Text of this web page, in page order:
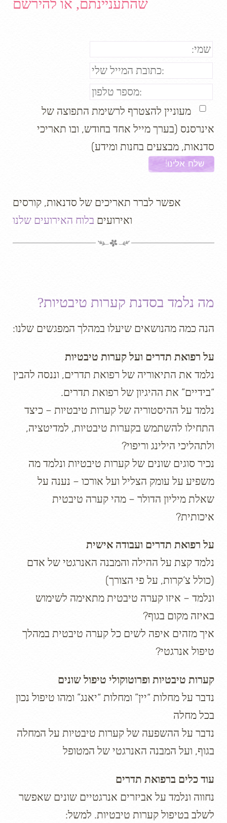
שהתעניינתם, או להירשם
מעוניין להצטרף לרשימת התפוצה של
אינרסנס (בערך מייל אחד בחודש, ובו תאריכי
סדנאות, מבצעים בחנות ומידע)
אפשר לברר תאריכים של סדנאות, קורסים
ואירועים בלוח האירועים שלנו
מה נלמד בסדנת קערות טיבטיות?
הנה כמה מהנושאים שיעלו במהלך המפגשים שלנו:
על רפואת תדרים ועל קערות טיבטיות
נלמד את התיאוריה של רפואת תדרים, וננסה להבין
“בידיים” את ההיגיון של רפואת תדרים.
נלמד על ההיסטוריה של קערות טיבטיות – כיצד
התחילו להשתמש בקערות טיבטיות, למדיטציה,
ולתהליכי הילינג וריפוי?
נכיר סוגים שונים של קערות טיבטיות ונלמד מה
משפיע על עומק הצליל ועל אורכו – נענה על
שאלת מיליון הדולר – מהי קערה טיבטית
איכותית?
על רפואת תדרים ועבודה אישית
נלמד קצת על ההילה והמבנה האנרגטי של אדם
(כולל צ’קרות, על פי הצורך)
ונלמד – איזו קערה טיבטית מתאימה לשימוש
באיזה מקום בגוף?
איך מזהים איפה לשים כל קערה טיבטית במהלך
טיפול אנרגטי?
קערות טיבטיות ופרוטוקולי טיפול שונים
נדבר על מחלות “יין” ומחלות “יאנג” ומהו טיפול נכון
בכל מחלה
נדבר על ההשפעה של קערות טיבטיות על המחלה
בגוף, ועל המבנה האנרגטי של המטופל
עוד כלים ברפואת תדרים
נחווה ונלמד על אביזרים אנרגטיים שונים שאפשר
לשלב בטיפול קערות טיבטיות. למשל: